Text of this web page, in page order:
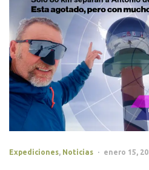
Categories
Expediciones, Noticias enero 15,